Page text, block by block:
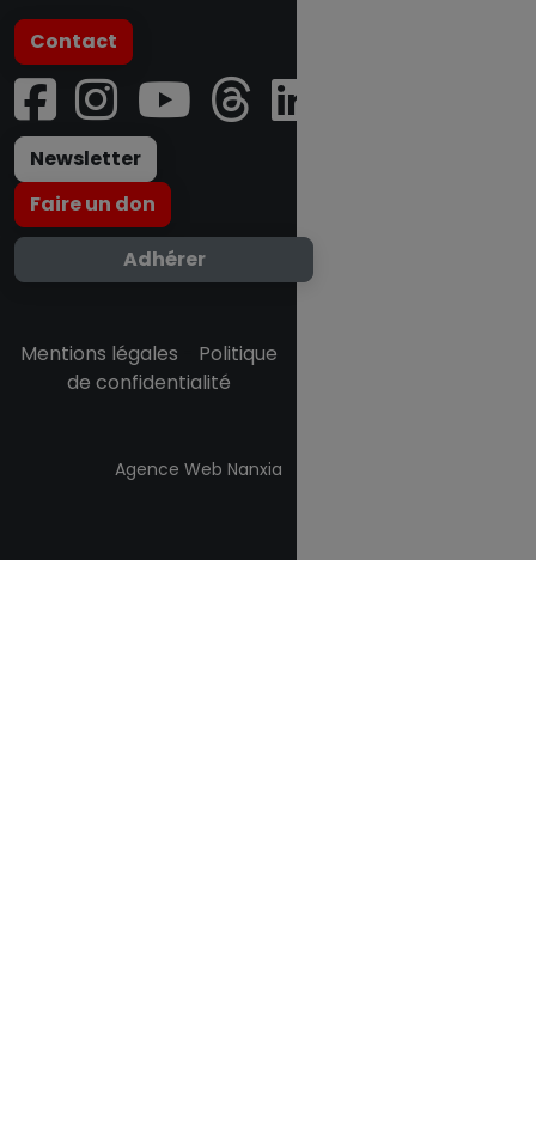
Contact
Newsletter
Faire un don
Adhérer
Mentions légales
Politique
de confidentialité
Agence Web Nanxia